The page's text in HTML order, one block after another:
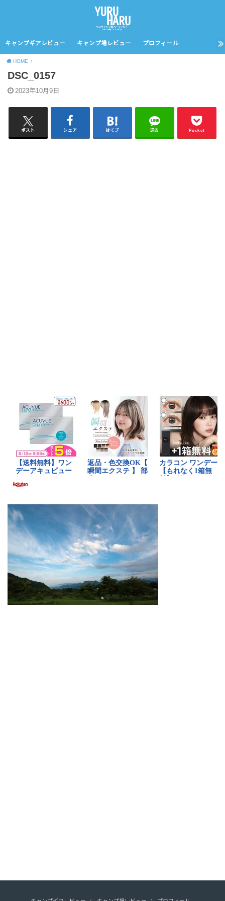
キャンプギアレビュー キャンプ場レビュー プロフィール
HOME
DSC_0157
2023年10月9日
ポスト シェア はてブ 送る Pocket